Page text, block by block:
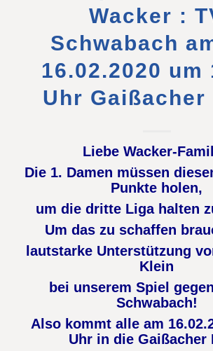
Wacker :
Schwabach
16.02.2020 um
Uhr Gaißacher
Liebe Wacker-
Die 1. Damen müssen
Punkte holen,
um die dritte Liga halten
Um das zu schaffen
lautstarke Unterstützung
Klein
bei unserem Spiel
Schwabach!
Also kommt alle am
Uhr in die Gaißacher